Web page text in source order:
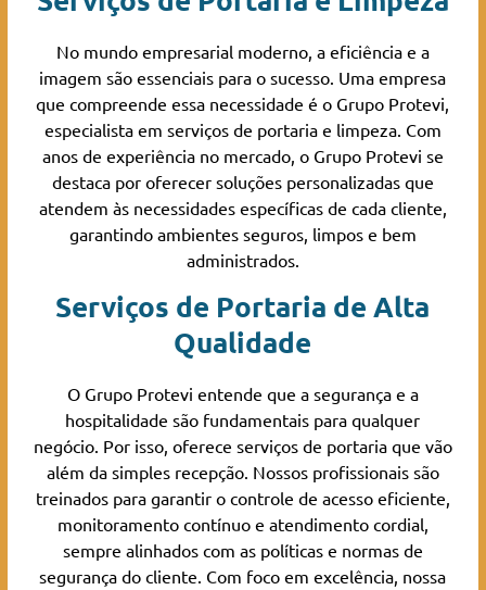
No mundo empresarial moderno, a eficiência e a
imagem são essenciais para o sucesso. Uma empresa
que compreende essa necessidade é o Grupo Protevi,
especialista em serviços de portaria e limpeza. Com
anos de experiência no mercado, o Grupo Protevi se
destaca por oferecer soluções personalizadas que
atendem às necessidades específicas de cada cliente,
garantindo ambientes seguros, limpos e bem
administrados.
Serviços de Portaria de Alta
Qualidade
O Grupo Protevi entende que a segurança e a
hospitalidade são fundamentais para qualquer
negócio. Por isso, oferece serviços de portaria que vão
além da simples recepção. Nossos profissionais são
treinados para garantir o controle de acesso eficiente,
monitoramento contínuo e atendimento cordial,
sempre alinhados com as políticas e normas de
segurança do cliente. Com foco em excelência, nossa